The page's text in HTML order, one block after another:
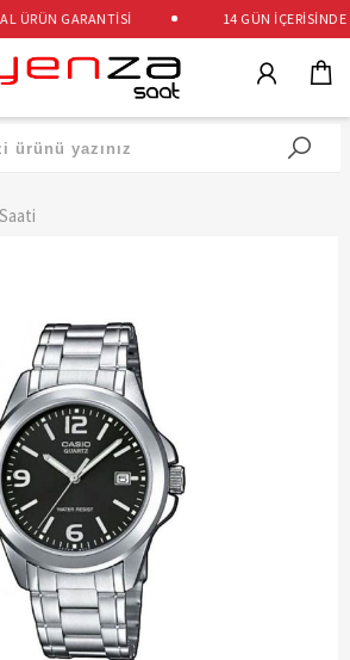
ÜRÜN GARANTİSİ 14 GÜN İÇERİSİNDE